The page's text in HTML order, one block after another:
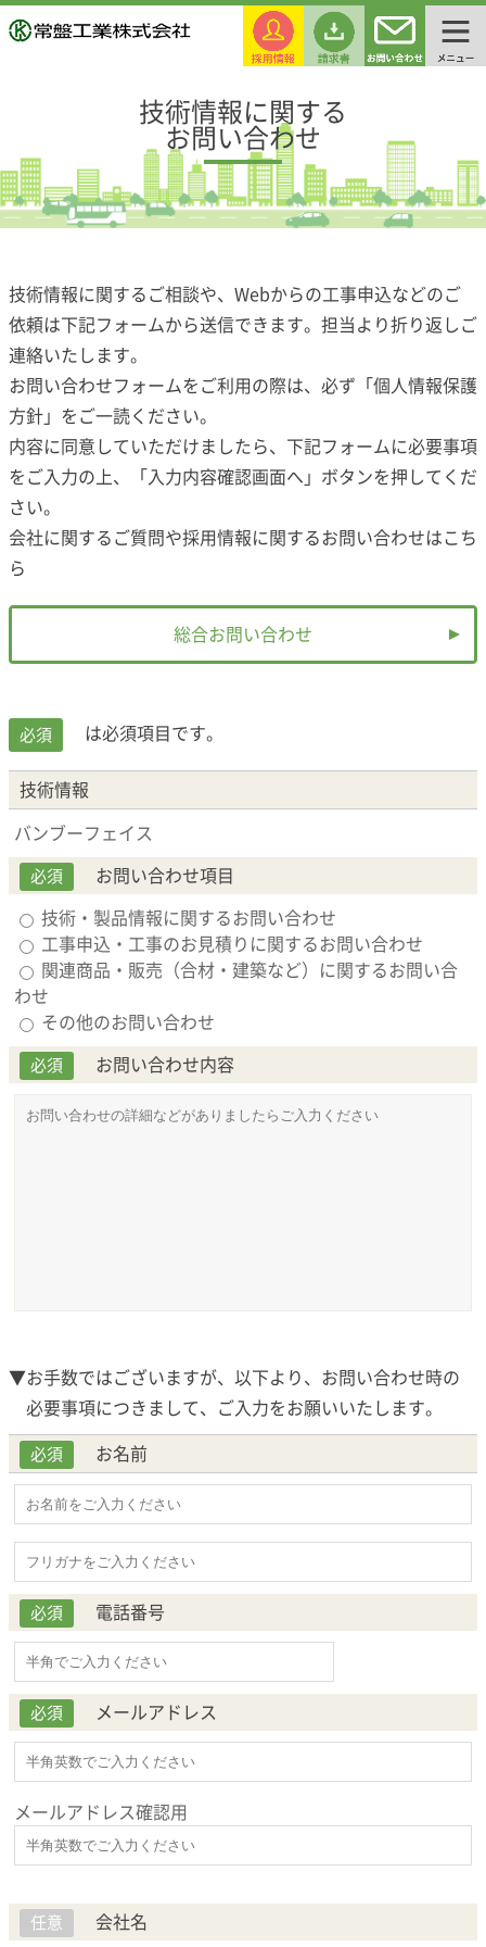
技術情報に関する
お問い合わせ
技術情報に関するご相談や、Webからの工事申込などのご
依頼は下記フォームから送信できます。担当より折り返しご
連絡いたします。
お問い合わせフォームをご利用の際は、必ず「 個人情報保護
方針 」をご一読ください。
内容に同意していただけましたら、下記フォームに必要事項
をご入力の上、「入力内容確認画面へ」ボタンを押してくだ
さい。
会社に関するご質問や採用情報に関するお問い合わせはこち
ら
総合お問い合わせ
必須 は必須項目です。
技術情報
バンブーフェイス
必須 お問い合わせ項目
技術・製品情報に関するお問い合わせ
工事申込・工事のお見積りに関するお問い合わせ
関連商品・販売（合材・建築など）に関するお問い合
わせ
その他のお問い合わせ
必須 お問い合わせ内容
▼お手数ではございますが、以下より、お問い合わせ時の
必要事項につきまして、ご入力をお願いいたします。
必須 お名前
必須 電話番号
必須 メールアドレス
メールアドレス確認用
任意 会社名